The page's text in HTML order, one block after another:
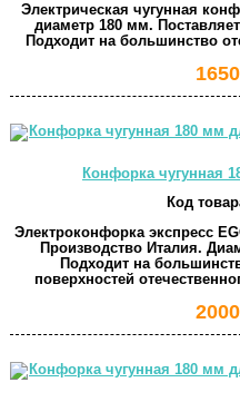
Электрическая чугунная
диаметр 180 мм.
Подходит на большинство
Конфорка чугунная
Код
Электроконфорка экспресс
Производство Италия.
Подходит на
поверхностей